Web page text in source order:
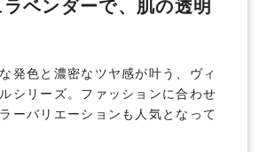
ベンダーで、肌の透明
発色と濃密なツヤ感が叶う、ヴィ
シリーズ。ファッションに合わせ
ーバリエーションも人気となって